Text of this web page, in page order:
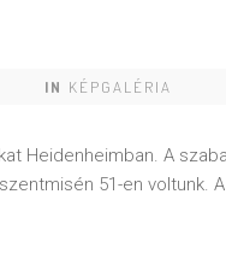
IN KÉPGALÉRIA
Heidenheimban. A
51-en voltunk.